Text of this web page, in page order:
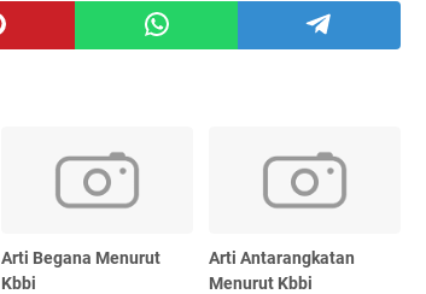
Arti Begana Menurut
Kbbi
Arti Antarangkatan
Menurut Kbbi